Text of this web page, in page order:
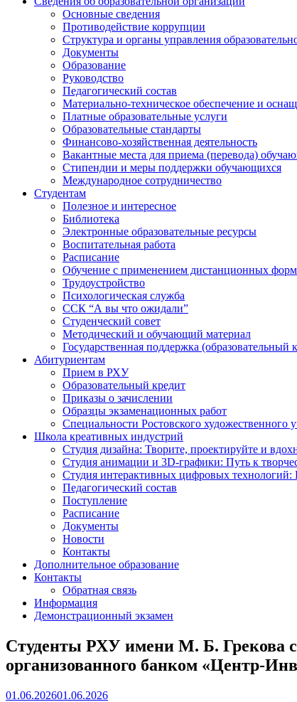
Основные сведения
Противодействие коррупции
Структура и органы управления
Документы
Образование
Руководство
Педагогический состав
Материально-техническое обеспечение и
Платные образовательные услуги
Образовательные стандарты
Финансово-хозяйственная деятельность
Вакантные места для приема (перевода)
Стипендии и меры поддержки обучающихся
Международное сотрудничество
Студентам
Полезное и интересное
Библиотека
Электронные образовательные ресурсы
Воспитательная работа
Расписание
Обучение с применением дистанционных форм
Трудоустройство
Психологическая служба
ССК “А вы что ожидали”
Студенческий совет
Методический и обучающий материал
Государственная поддержка (образовательный
Абитуриентам
Прием в РХУ
Образовательный кредит
Приказы о зачислении
Образцы экзаменационных работ
Специальности Ростовского
Школа креативных индустрий
Студия дизайна: Творите, проектируйте и
Студия анимации и 3D-графики: Путь к
Студия интерактивных цифровых
Педагогический состав
Поступление
Расписание
Документы
Новости
Контакты
Дополнительное образование
Контакты
Обратная связь
Информация
Демонстрационный экзамен
Студенты РХУ имени М. Б. Грекова
организованного банком «Центр-
01.06.202601.06.2026